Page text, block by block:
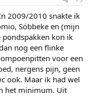
2009/2010 snakte ik
Söbbeke en (mijn
kon ik
nog een flinke
voor een
nergens pijn, geen
ook. Maar ik had wel
het minimum. Uit